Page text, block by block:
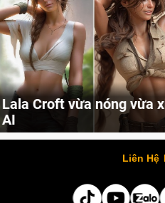
Khi AI Cosplay gái đẹp
Liên Hệ